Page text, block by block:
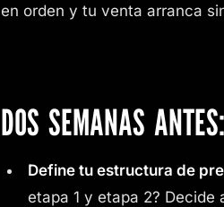
en orden y tu venta arranca
DOS SEMANAS
Define tu estructura de
etapa 1 y etapa 2?